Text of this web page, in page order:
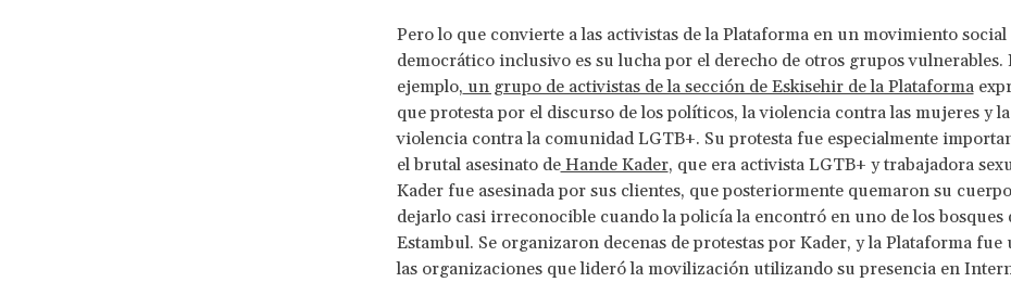
Pero lo que convierte a las activistas de la Plataforma en un movimiento social
democrático inclusivo es su lucha por el derecho de otros grupos vulnerables.
ejemplo, un grupo de activistas de la sección de Eskisehir de la Plataforma
que protesta por el discurso de los políticos, la violencia contra las mujeres y la
violencia contra la comunidad LGTB+. Su protesta fue especialmente
el brutal asesinato deHande Kader, que era activista LGTB+ y trabajadora
Kader fue asesinada por sus clientes, que posteriormente quemaron su
dejarlo casi irreconocible cuando la policía la encontró en uno de los bosques
Estambul. Se organizaron decenas de protestas por Kader, y la Plataforma fue
las organizaciones que lideró la movilización utilizando su presencia en